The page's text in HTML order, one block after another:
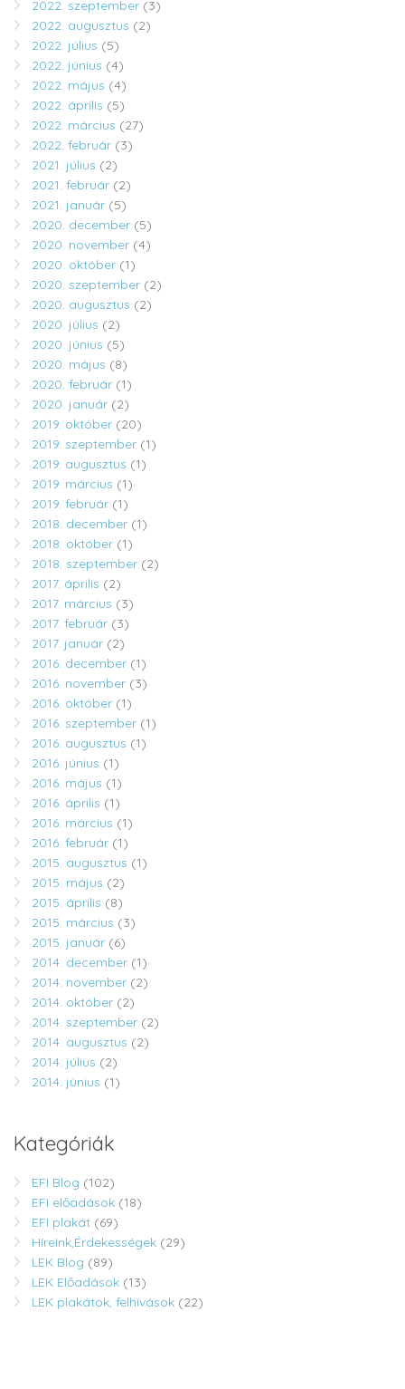
2022. szeptember (3)
2022. augusztus (2)
2022. július (5)
2022. június (4)
2022. május (4)
2022. április (5)
2022. március (27)
2022. február (3)
2021. július (2)
2021. február (2)
2021. január (5)
2020. december (5)
2020. november (4)
2020. október (1)
2020. szeptember (2)
2020. augusztus (2)
2020. július (2)
2020. június (5)
2020. május (8)
2020. február (1)
2020. január (2)
2019. október (20)
2019. szeptember (1)
2019. augusztus (1)
2019. március (1)
2019. február (1)
2018. december (1)
2018. október (1)
2018. szeptember (2)
2017. április (2)
2017. március (3)
2017. február (3)
2017. január (2)
2016. december (1)
2016. november (3)
2016. október (1)
2016. szeptember (1)
2016. augusztus (1)
2016. június (1)
2016. május (1)
2016. április (1)
2016. március (1)
2016. február (1)
2015. augusztus (1)
2015. május (2)
2015. április (8)
2015. március (3)
2015. január (6)
2014. december (1)
2014. november (2)
2014. október (2)
2014. szeptember (2)
2014. augusztus (2)
2014. július (2)
2014. június (1)
Kategóriák
EFI Blog (102)
EFI előadások (18)
EFI plakát (69)
Híreink,Érdekességek (29)
LEK Blog (89)
LEK Előadások (13)
LEK plakátok, felhívások (22)